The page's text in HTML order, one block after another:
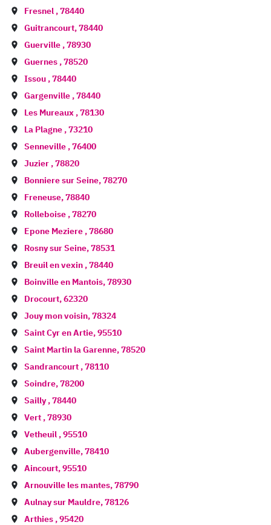
Fresnel ,78440
Guitrancourt,78440
Guerville ,78930
Guernes ,78520
Issou ,78440
Gargenville ,78440
Les Mureaux ,78130
La Plagne ,73210
Senneville ,76400
Juzier ,78820
Bonniere sur Seine,78270
Freneuse,78840
Rolleboise ,78270
Epone Meziere ,78680
Rosny sur Seine,78531
Breuil en vexin ,78440
Boinville en Mantois,78930
Drocourt,62320
Jouy mon voisin,78324
Saint Cyr en Artie,95510
Saint Martin la Garenne,78520
Sandrancourt ,78110
Soindre,78200
Sailly,78440
Vert ,78930
Vetheuil ,95510
Aubergenville,78410
Aincourt,95510
Arnouville les mantes,78790
Aulnay sur Mauldre,78126
Arthies ,95420